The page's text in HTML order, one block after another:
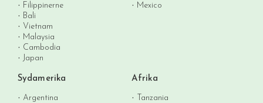
Filippinerne
Bali
Vietnam
Malaysia
Cambodia
Japan
Mexico
Sydamerika
Argentina
Afrika
Tanzania